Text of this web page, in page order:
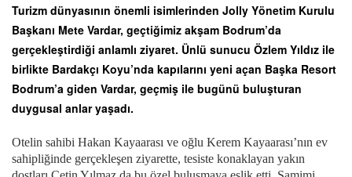
Turizm dünyasının önemli isimlerinden Jolly Yönetim Kurulu
Başkanı Mete Vardar, geçtiğimiz akşam Bodrum’da
gerçekleştirdiği anlamlı ziyaret. Ünlü sunucu Özlem Yıldız ile
birlikte Bardakçı Koyu’nda kapılarını yeni açan Başka Resort
Bodrum’a giden Vardar, geçmiş ile bugünü buluşturan
duygusal anlar yaşadı.
Otelin sahibi Hakan Kayaarası ve oğlu Kerem Kayaarası’nın ev
sahipliğinde gerçekleşen ziyarette, tesiste konaklayan yakın